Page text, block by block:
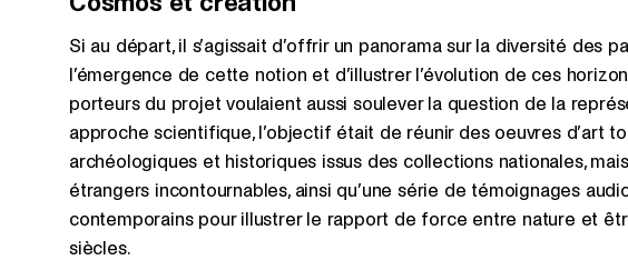
Si au départ, il s’agissait d’offrir un panorama sur la diversité des
l’émergence de cette notion et d’illustrer l’évolution de ces
porteurs du projet voulaient aussi soulever la question de la
approche scientifique, l’objectif était de réunir des oeuvres d’art
archéologiques et historiques issus des collections nationales,
étrangers incontournables, ainsi qu’une série de témoignages
contemporains pour illustrer le rapport de force entre nature et
siècles.